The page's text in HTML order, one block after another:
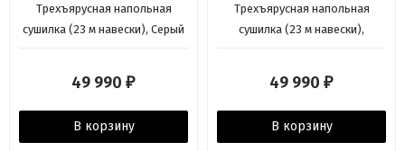
Трехъярусная напольная
сушилка (23 м навески), Серый
49 990 ₽
В корзину
Трехъярусная напольная
сушилка (23 м навески),
49 990 ₽
В корзину